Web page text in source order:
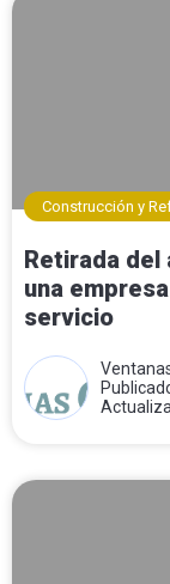
Construcción y
Retirada del
una
servicio